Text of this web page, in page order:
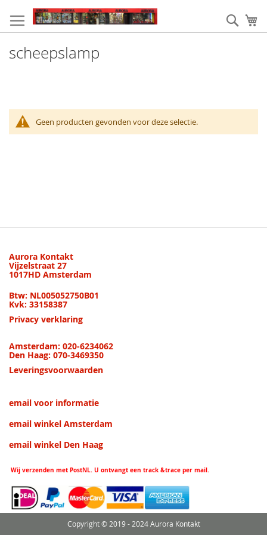
naar
de
Zoek
scheepslamp
Geen producten gevonden voor deze selectie.
Aurora Kontakt
Vijzelstraat 27
1017HD Amsterdam
Btw: NL005052750B01
Kvk: 33158387
Privacy verklaring
Amsterdam: 020-6234062
Den Haag: 070-3469350
Leveringsvoorwaarden
email voor informatie
email winkel Amsterdam
email winkel Den Haag
Wij verzenden met PostNL. U ontvangt een track &trace per mail.
Copyright © 2019 - 2024 Aurora Kontakt